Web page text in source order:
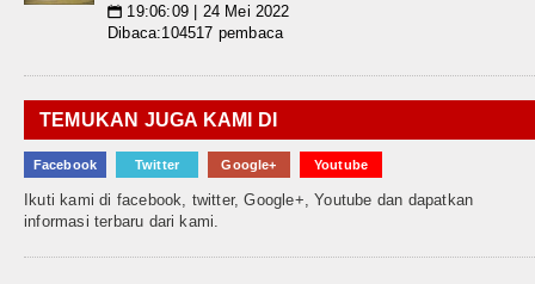
📅 19:06:09 | 24 Mei 2022
Dibaca:104517 pembaca
TEMUKAN JUGA KAMI DI
Facebook Twitter Google+ Youtube
Ikuti kami di facebook, twitter, Google+, Youtube dan dapatkan
informasi terbaru dari kami.